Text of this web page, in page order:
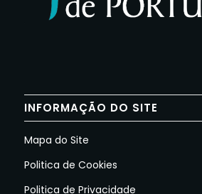
INFORMAÇÃO DO SITE
Mapa do Site
Politica de Cookies
Politica de Privacidade